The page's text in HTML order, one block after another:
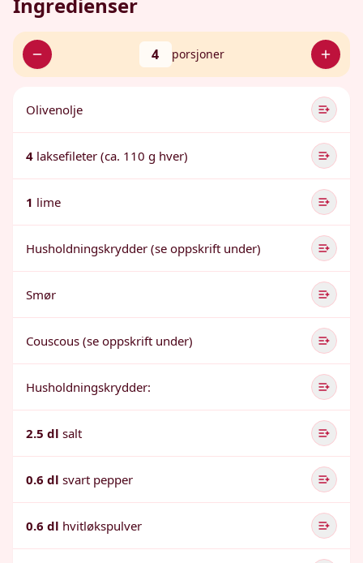
4 porsjoner
Olivenolje
4 laksefileter (ca. 110 g hver)
1 lime
Husholdningskrydder (se oppskrift under)
Smør
Couscous (se oppskrift under)
Husholdningskrydder:
2.5 dl salt
0.6 dl svart pepper
0.6 dl hvitløkspulver